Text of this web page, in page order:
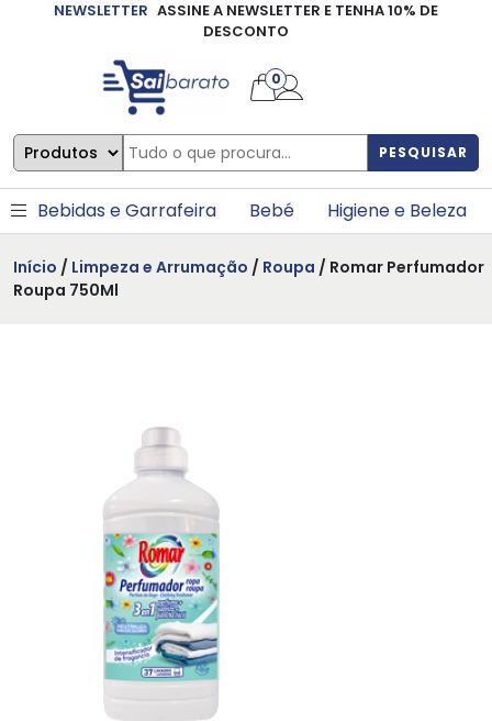
NEWSLETTER ASSINE A NEWSLETTER E TENHA 10% DE
DESCONTO
PESQUISAR
0
Bebidas e Garrafeira Bebé Higiene e Beleza
Início / Limpeza e Arrumação / Roupa / Romar Perfumador
Roupa 750Ml